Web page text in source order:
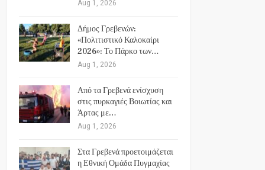
Aug 1, 2026
Δήμος Γρεβενών:
«Πολιτιστικό Καλοκαίρι
2026»: Το Πάρκο των…
Aug 1, 2026
Από τα Γρεβενά ενίσχυση
στις πυρκαγιές Βοιωτίας και
Άρτας με…
Aug 1, 2026
Στα Γρεβενά προετοιμάζεται
η Εθνική Ομάδα Πυγμαχίας